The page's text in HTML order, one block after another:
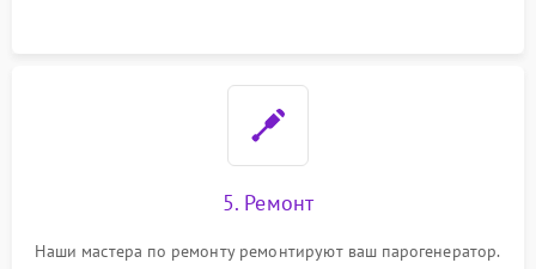
5. Ремонт
Наши мастера по ремонту ремонтируют ваш парогенератор.